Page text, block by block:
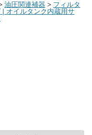
油圧関連補器 > フィルタ
| オイルタンク内蔵用サ